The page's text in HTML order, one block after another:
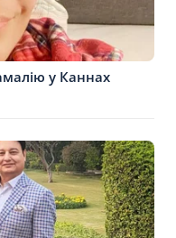
у Каннах